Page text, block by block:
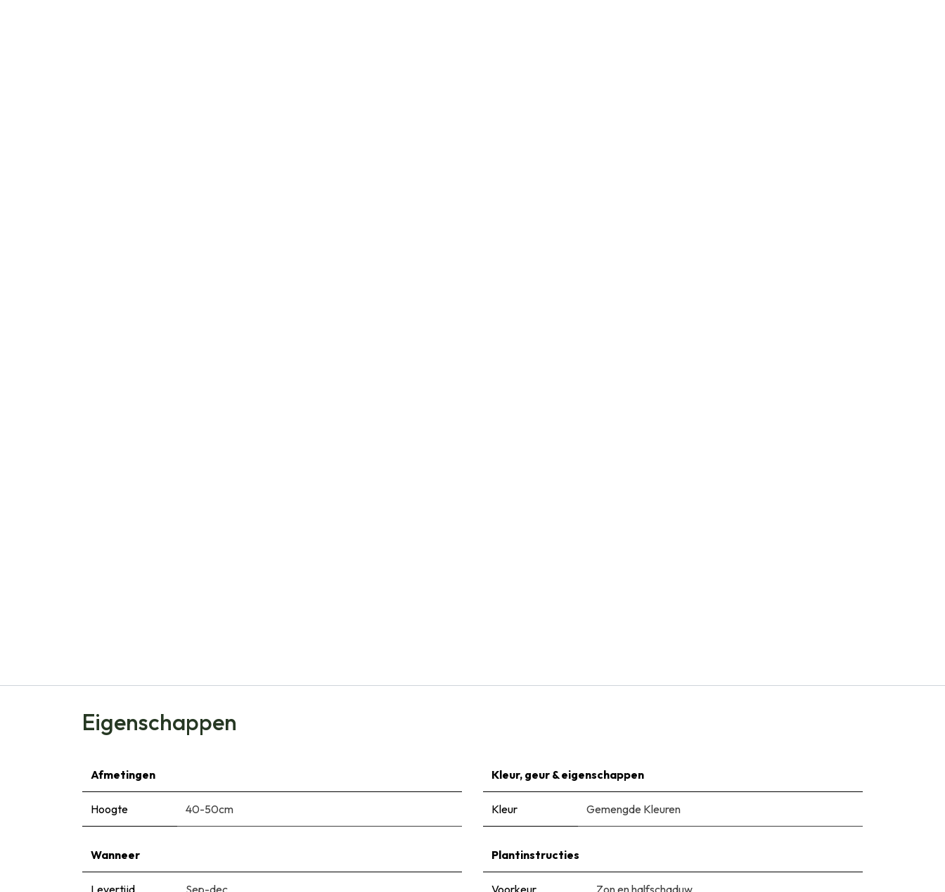
Eigenschappen
Afmetingen
Hoogte 40-50cm
Kleur, geur & eigenschappen
Kleur Gemengde Kleuren
Wanneer Plantinstructies